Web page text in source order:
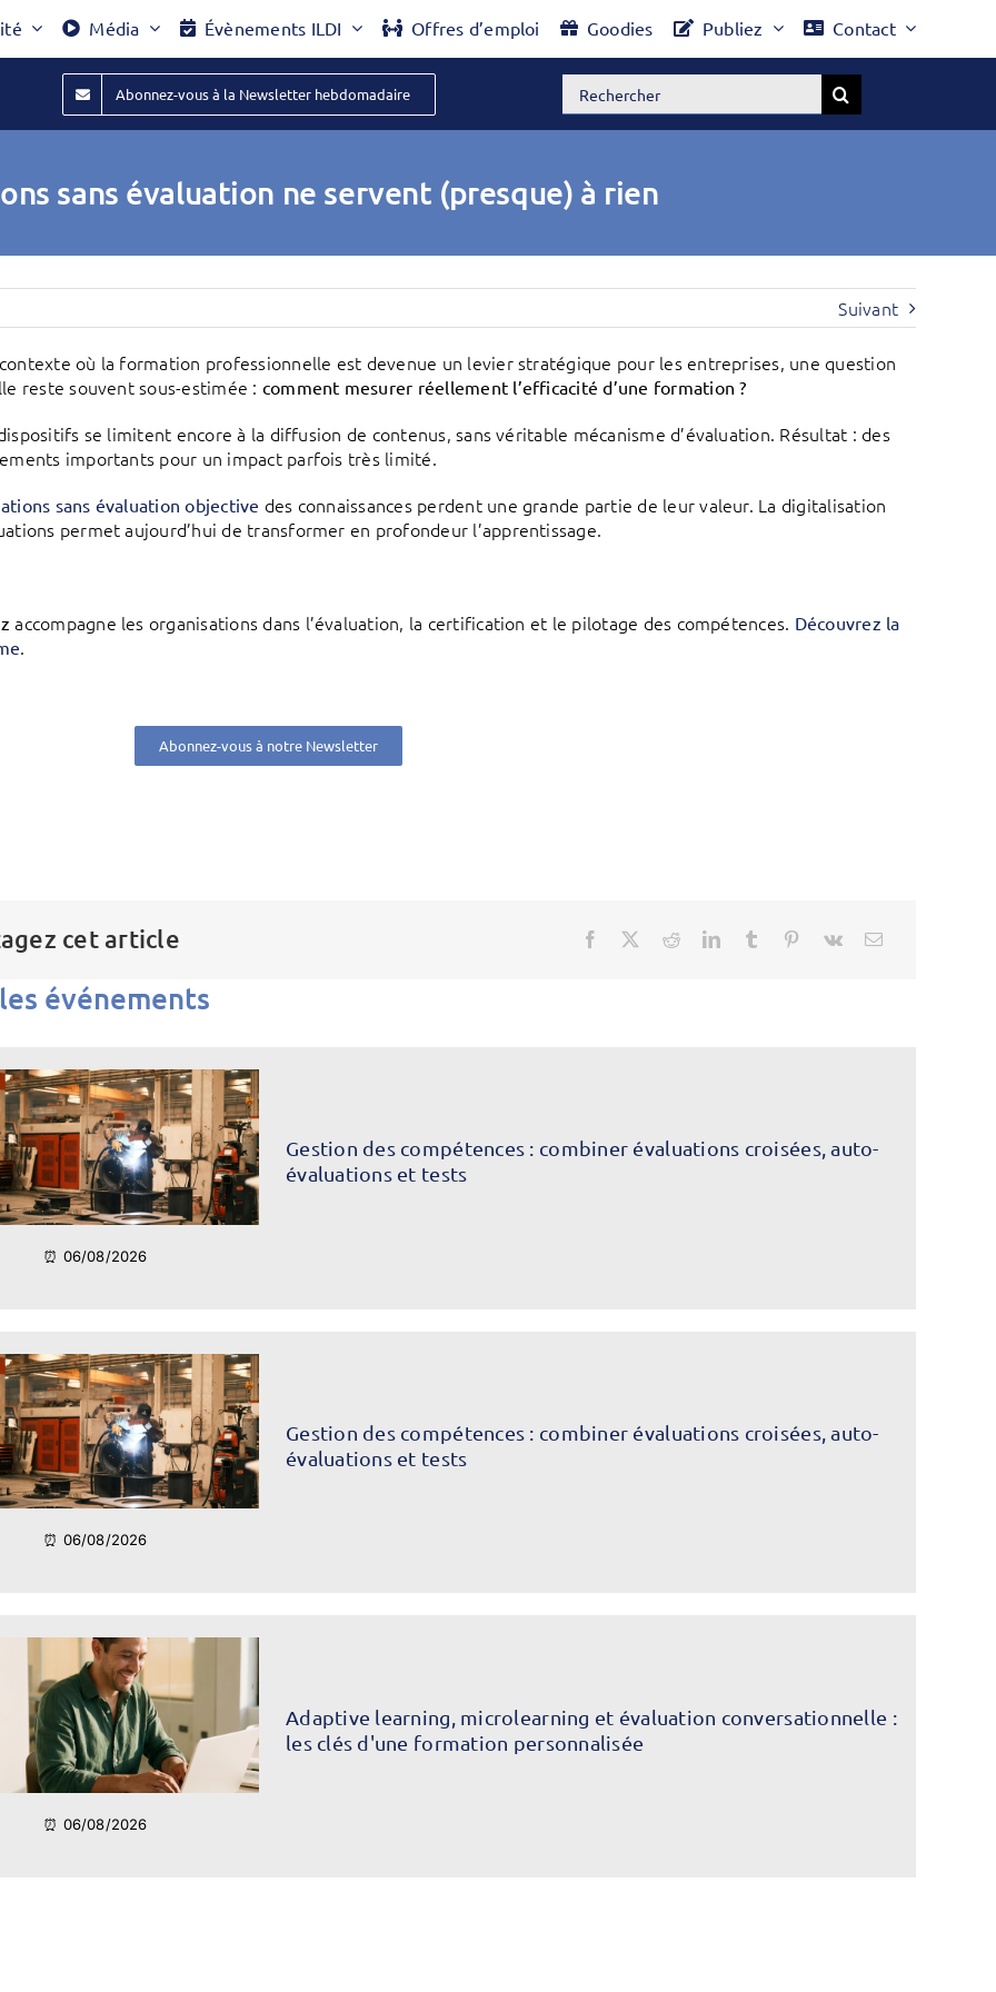
Média Évènements ILDI Offres d’emploi Goodies Publiez Contact
Abonnez-vous à la Newsletter hebdomadaire Rechercher:
sans évaluation ne servent (presque) à rien
Suivant
où la formation professionnelle est devenue un levier stratégique pour les entreprises, une question
reste souvent sous-estimée : comment mesurer réellement l’efficacité d’une formation ?
se limitent encore à la diffusion de contenus, sans véritable mécanisme d’évaluation. Résultat : des
importants pour un impact parfois très limité.
sans évaluation objective des connaissances perdent une grande partie de leur valeur. La digitalisation
permet aujourd’hui de transformer en profondeur l’apprentissage.
accompagne les organisations dans l’évaluation, la certification et le pilotage des compétences. Découvrez la
.
Abonnez-vous à notre Newsletter
cet article
événements
⏰ 06/08/2026
Gestion des compétences : combiner évaluations croisées, auto-
évaluations et tests
⏰ 06/08/2026
Gestion des compétences : combiner évaluations croisées, auto-
évaluations et tests
⏰ 06/08/2026
Adaptive learning, microlearning et évaluation conversationnelle :
les clés d'une formation personnalisée